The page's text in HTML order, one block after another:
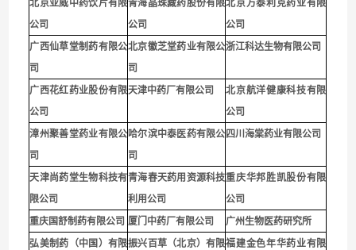
北京亚威中药饮片有限
公司
青海晶珠藏药股份有限
公司
北京万泰利克药业有限
公司
广西仙草堂制药有限公
司
北京徽芝堂药业有限公
司
浙江科达生物有限公司
广西花红药业股份有限
公司
天津中药厂有限公司
北京航洋健康科技有限
公司
漳州聚善堂药业有限公
司
哈尔滨中泰医药有限公
司
四川海棠药业有限公司
天津尚药堂生物科技有
限公司
青海春天药用资源科技
利用公司
重庆华邦胜凯股份有限
公司
重庆国舒制药有限公司 厦门中药厂有限公司
广州生物医药研究所
弘美制药（中国）有限振兴百草（北京）有限福建金色年华药业有限